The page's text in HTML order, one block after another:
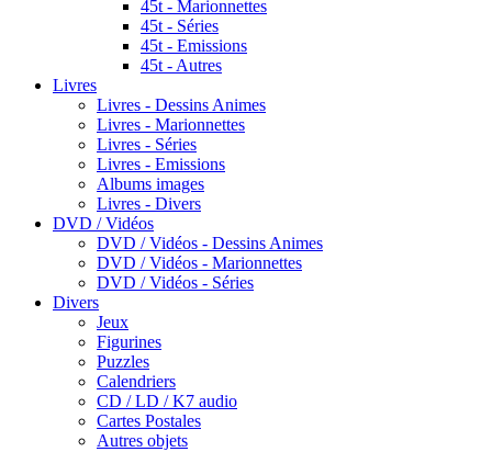
45t - Marionnettes
45t - Séries
45t - Emissions
45t - Autres
Livres
Livres - Dessins Animes
Livres - Marionnettes
Livres - Séries
Livres - Emissions
Albums images
Livres - Divers
DVD / Vidéos
DVD / Vidéos - Dessins Animes
DVD / Vidéos - Marionnettes
DVD / Vidéos - Séries
Divers
Jeux
Figurines
Puzzles
Calendriers
CD / LD / K7 audio
Cartes Postales
Autres objets